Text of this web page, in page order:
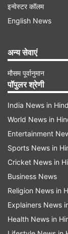
पान के पत्तों में
पत्ता उसमें
के ऑक्सीकी
समय तक खराब
बढ़ जाती है।
इन्वेस्टर कॉलम
English News
अन्य सेवाएं
मौसम पूर्वानुमान
पॉपुलर श्रेणी
India News in
World News in
Entertainment
Sports News in
Cricket News in
Business News
Religion News in
Explainers News
Health News in